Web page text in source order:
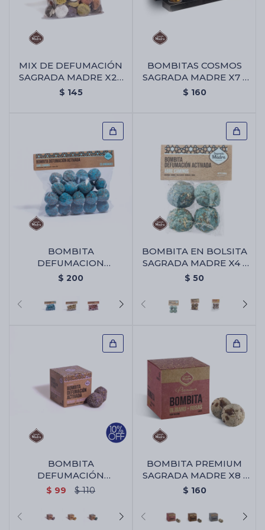
MIX DE DEFUMACIÓN
SAGRADA MADRE X25
UNIDADES - Mix De
$ 145
BOMBITAS COSMOS
SAGRADA MADRE X7 -
Bombitas Cosmos
$ 160
BOMBITA
DEFUMACION
SAGRADA MADRE PACK
$ 200
BOMBITA EN BOLSITA
SAGRADA MADRE X4 -
Abre Camino
$ 50
BOMBITA
DEFUMACIÓN
SAGRADA MADRE X 8 -
$ 99 $ 110
BOMBITA PREMIUM
SAGRADA MADRE X8 -
Olibano/rosa
$ 160
Cartas de Tarot
Artículos Religiosos
Aromatizantes de ambientes
Artículos Esotéricos